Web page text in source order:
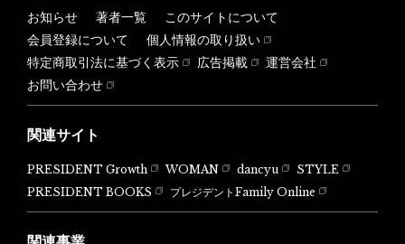
お知らせ 著者一覧
このサイトについて
会員登録について
個人情報の取り扱い
特定商取引法に基づく表示
広告掲載
運営会社
お問い合わせ
関連サイト
PRESIDENT Growth WOMAN dancyu
STYLE
PRESIDENT BOOKS
プレジデントFamily Online